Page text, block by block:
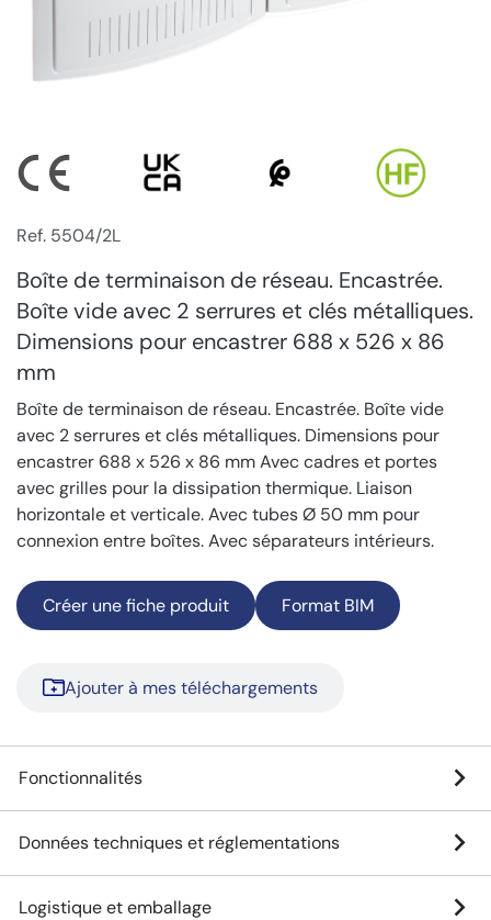
Ref. 5504/2L
Boîte de terminaison de réseau. Encastrée.
Boîte vide avec 2 serrures et clés métalliques.
Dimensions pour encastrer 688 x 526 x 86
mm
Boîte de terminaison de réseau. Encastrée. Boîte vide
avec 2 serrures et clés métalliques. Dimensions pour
encastrer 688 x 526 x 86 mm Avec cadres et portes
avec grilles pour la dissipation thermique. Liaison
horizontale et verticale. Avec tubes Ø 50 mm pour
connexion entre boîtes. Avec séparateurs intérieurs.
Créer une fiche produit Format BIM
Ajouter à mes téléchargements
Fonctionnalités
Données techniques et réglementations
Logistique et emballage